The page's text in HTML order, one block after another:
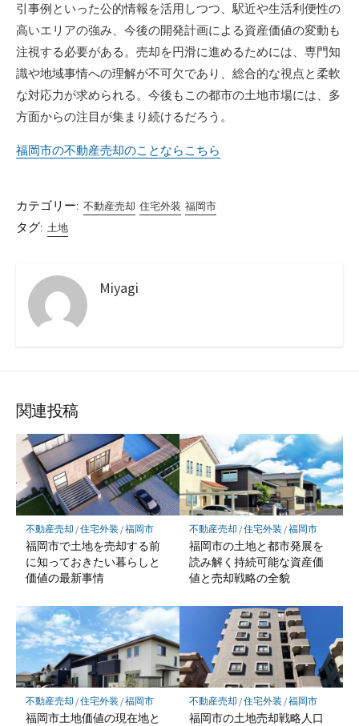
引事例といった公的情報を活用しつつ、駅近や生活利便性の
高いエリアの強み、今後の開発計画による資産価値の変動も
注視する必要がある。売却を円滑に進めるためには、専門知
識や地域事情への理解が不可欠であり、総合的な視点と柔軟
な対応力が求められる。今後もこの都市の土地市場には、多
方面からの注目が集まり続けるだろう。
福岡市の不動産売却のことならこちら
カテゴリー: 不動産売却 住宅外装 福岡市
タグ: 土地
Miyagi
関連投稿
不動産売却 /住宅外装 /福岡市
福岡市で土地を売却する前
に知っておきたい暮らしと
価値の最新事情
不動産売却 /住宅外装 /福岡市
福岡市の土地と都市発展を
読み解く持続可能な資産価
値と売却戦略の全貌
不動産売却 /住宅外装 /福岡市
福岡市土地価値の現在地と
不動産売却 /住宅外装 /福岡市
福岡市の土地売却戦略人口